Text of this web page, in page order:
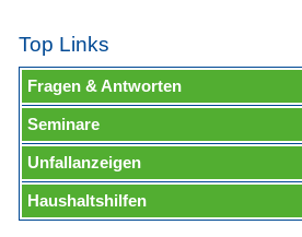
Top Links
Fragen & Antworten
Seminare
Unfallanzeigen
Haushaltshilfen